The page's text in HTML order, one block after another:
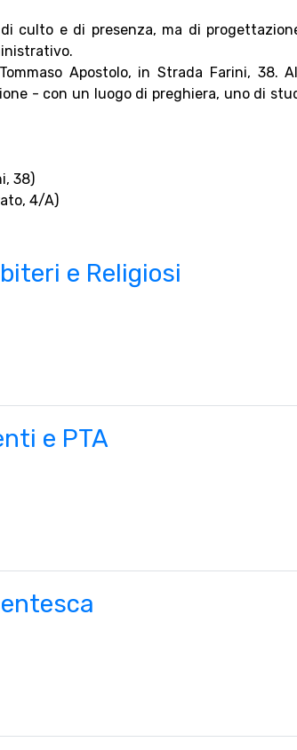
culto e di presenza, ma di
Apostolo, in Strada Farini, 38.
- con un luogo di preghiera, uno di
38)
4/A)
e Religiosi
e PTA